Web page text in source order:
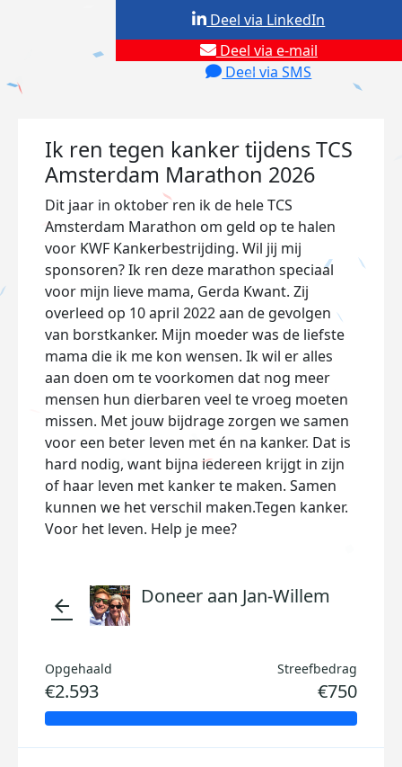
Deel via e-mail
Deel via SMS
Deel via LinkedIn
Ik ren tegen kanker tijdens TCS
Amsterdam Marathon 2026
Dit jaar in oktober ren ik de hele TCS
Amsterdam Marathon om geld op te halen
voor KWF Kankerbestrijding. Wil jij mij
sponsoren? Ik ren deze marathon speciaal
voor mijn lieve mama, Gerda Kwant. Zij
overleed op 10 april 2022 aan de gevolgen
van borstkanker. Mijn moeder was de liefste
mama die ik me kon wensen. Ik wil er alles
aan doen om te voorkomen dat nog meer
mensen hun dierbaren veel te vroeg moeten
missen. Met jouw bijdrage zorgen we samen
voor een beter leven met én na kanker. Dat is
hard nodig, want bijna iedereen krijgt in zijn
of haar leven met kanker te maken. Samen
kunnen we het verschil maken.Tegen kanker.
Voor het leven. Help je mee?
arrow_back Doneer aan Jan-Willem
Opgehaald
€2.593
Streefbedrag
€750